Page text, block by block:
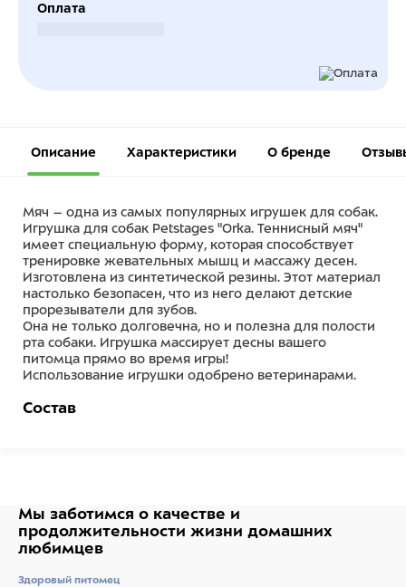
Оплата
Описание Характеристики О бренде
Мяч – одна из самых популярных игрушек для собак.
Игрушка для собак Petstages "Orka. Теннисный мяч"
имеет специальную форму, которая способствует
тренировке жевательных мышц и массажу десен.
Изготовлена из синтетической резины. Этот материал
настолько безопасен, что из него делают детские
прорезыватели для зубов.
Она не только долговечна, но и полезна для полости
рта собаки. Игрушка массирует десны вашего
питомца прямо во время игры!
Использование игрушки одобрено ветеринарами.
Состав
Мы заботимся о качестве и
продолжительности жизни домашних
любимцев
Здоровый питомец